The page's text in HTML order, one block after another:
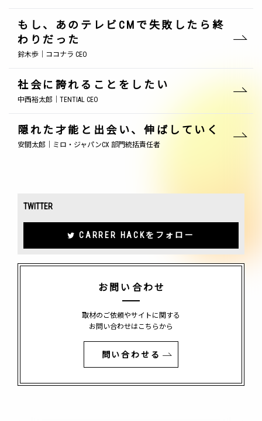
もし、あのテレビCMで失敗したら終
わりだった
鈴木歩｜ココナラ CEO
社会に誇れることをしたい
中西裕太郎｜TENTIAL CEO
隠れた才能と出会い、伸ばしていく
安間太郎｜ミロ・ジャパンCX 部門統括責任者
TWITTER
CARRER HACKをフォロー
お問い合わせ
取材のご依頼やサイトに関する
お問い合わせはこちらから
問い合わせる